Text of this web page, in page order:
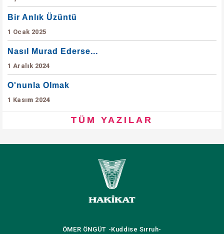
Bir Anlık Üzüntü
1 Ocak 2025
Nasıl Murad Ederse...
1 Aralık 2024
O'nunla Olmak
1 Kasım 2024
TÜM YAZILAR
ÖMER ÖNGÜT -Kuddise Sırruh-